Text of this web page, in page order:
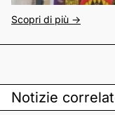
Scopri di più ->
Notizie